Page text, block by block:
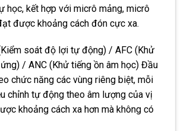
học, kết hợp với micrô mảng, micrô
được khoảng cách đón cực xa.
soát độ lợi tự động) / AFC (Khử
/ ANC (Khử tiếng ồn âm học) Đầu
chức năng các vùng riêng biệt, mỗi
chỉnh tự động theo âm lượng của vị
khoảng cách xa hơn mà không có